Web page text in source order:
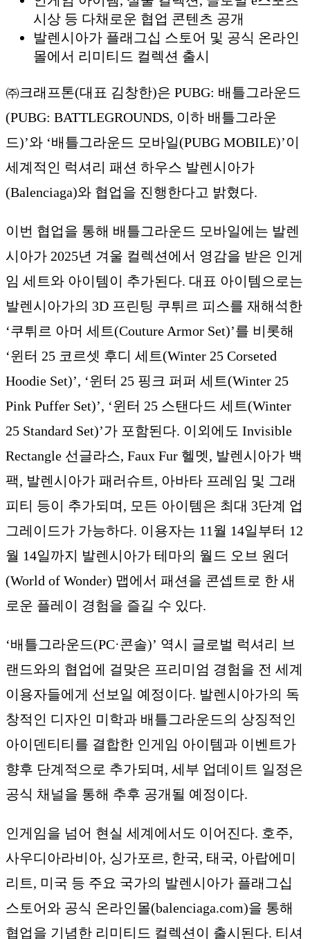
시상 등 다채로운 협업 콘텐츠 공개
발렌시아가 플래그십 스토어 및 공식 온라인
몰에서 리미티드 컬렉션 출시
㈜크래프톤(대표 김창한)은 PUBG: 배틀그라운드
(PUBG: BATTLEGROUNDS, 이하 배틀그라운
드)’와 ‘배틀그라운드 모바일(PUBG MOBILE)’이
세계적인 럭셔리 패션 하우스 발렌시아가
(Balenciaga)와 협업을 진행한다고 밝혔다.
이번 협업을 통해 배틀그라운드 모바일에는 발렌
시아가 2025년 겨울 컬렉션에서 영감을 받은 인게
임 세트와 아이템이 추가된다. 대표 아이템으로는
발렌시아가의 3D 프린팅 쿠튀르 피스를 재해석한
‘쿠튀르 아머 세트(Couture Armor Set)’를 비롯해
‘윈터 25 코르셋 후디 세트(Winter 25 Corseted
Hoodie Set)’, ‘윈터 25 핑크 퍼퍼 세트(Winter 25
Pink Puffer Set)’, ‘윈터 25 스탠다드 세트(Winter
25 Standard Set)’가 포함된다. 이외에도 Invisible
Rectangle 선글라스, Faux Fur 헬멧, 발렌시아가 백
팩, 발렌시아가 패러슈트, 아바타 프레임 및 그래
피티 등이 추가되며, 모든 아이템은 최대 3단계 업
그레이드가 가능하다. 이용자는 11월 14일부터 12
월 14일까지 발렌시아가 테마의 월드 오브 원더
(World of Wonder) 맵에서 패션을 콘셉트로 한 새
로운 플레이 경험을 즐길 수 있다.
‘배틀그라운드(PC·콘솔)’ 역시 글로벌 럭셔리 브
랜드와의 협업에 걸맞은 프리미엄 경험을 전 세계
이용자들에게 선보일 예정이다. 발렌시아가의 독
창적인 디자인 미학과 배틀그라운드의 상징적인
아이덴티티를 결합한 인게임 아이템과 이벤트가
향후 단계적으로 추가되며, 세부 업데이트 일정은
공식 채널을 통해 추후 공개될 예정이다.
인게임을 넘어 현실 세계에서도 이어진다. 호주,
사우디아라비아, 싱가포르, 한국, 태국, 아랍에미
리트, 미국 등 주요 국가의 발렌시아가 플래그십
스토어와 공식 온라인몰(balenciaga.com)을 통해
협업을 기념한 리미티드 컬렉션이 출시된다. 티셔